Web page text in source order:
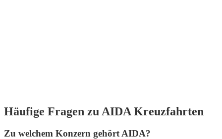
Häufige Fragen zu AIDA Kreuzfahrten
Zu welchem Konzern gehört AIDA?